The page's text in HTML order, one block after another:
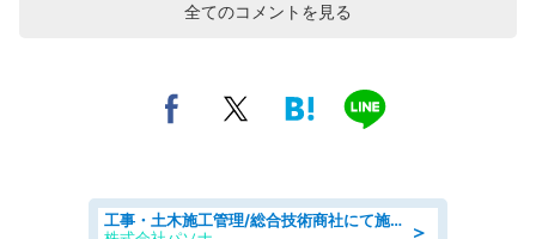
全てのコメントを見る
＞
工事・土木施工管理/総合技術商社にて施工管理のお仕事/即日勤務可/車通勤可/工事・土木施工管理/生産・品質管理